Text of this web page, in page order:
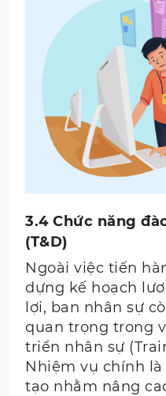
3.4 Chức năng
(T&D)
Ngoài việc tiến
dựng kế hoạch
lợi, ban nhân sự
quan trọng trong
triển nhân sự
Nhiệm vụ chính
tạo nhằm nâng